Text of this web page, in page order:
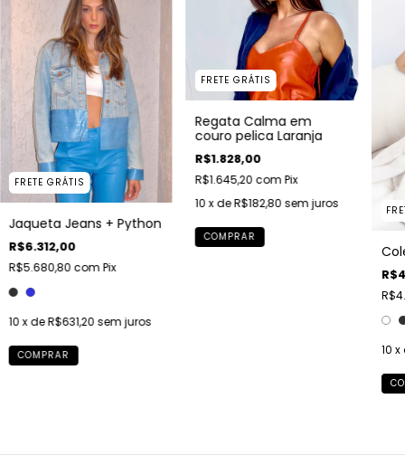
FRETE GRÁTIS
Jaqueta Jeans + Python
R$6.312,00
R$5.680,80 com Pix
10 x deR$631,20 sem juros
COMPRAR
FRETE GRÁTIS
Regata Calma em
couro pelica Laranja
R$1.828,00
R$1.645,20 com Pix
10 x deR$182,80 sem juros
COMPRAR
10 x